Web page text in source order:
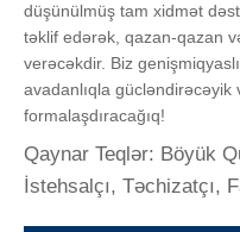
düşünülmüş tam xidmət
təklif edərək, qazan-qazan
verəcəkdir. Biz
avadanlıqla gücləndirəcəyik
formalaşdıracağıq!
Qaynar Teqlər: Böyük
İstehsalçı, Təchizatçı,